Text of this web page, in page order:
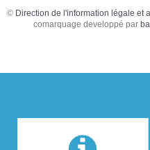
© Direction de l'information légale et
comarquage developpé par